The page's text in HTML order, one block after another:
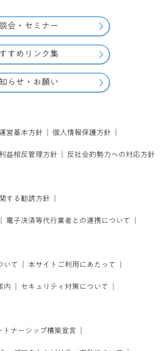
会・セミナー
すめリンク集
らせ・お願い
営基本方針 個人情報保護方針
利益相反管理方針 反社会的勢力への対応方針
する勧誘方針
電子決済等代行業者との連携について
いて 本サイトご利用にあたって
内 セキュリティ対策について
トナーシップ構築宣言